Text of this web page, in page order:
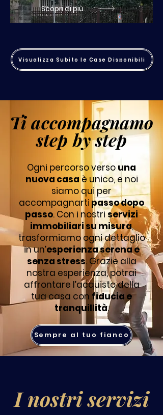
Scopri di più
Visualizza Subito le Case Disponibili
Ti accompagnamo
step by step
Ti accompagnamo
step by step
Ogni percorso verso una
nuova casa è unico, e noi
siamo qui per
accompagnarti passo dopo
passo. Con i nostri servizi
immobiliari su misura,
trasformiamo ogni dettaglio
in un’esperienza serena e
senza stress. Grazie alla
nostra esperienza, potrai
affrontare l’acquisto della
tua casa con fiducia e
tranquillità.
Sempre al tuo fianco
I nostri servizi